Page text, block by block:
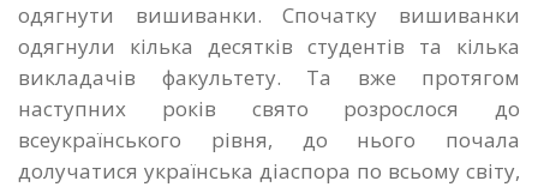
одягнути вишиванки. Спочатку вишиванки
одягнули кілька десятків студентів та кілька
викладачів факультету. Та вже протягом
наступних років свято розрослося до
всеукраїнського рівня, до нього почала
долучатися українська діаспора по всьому світу,